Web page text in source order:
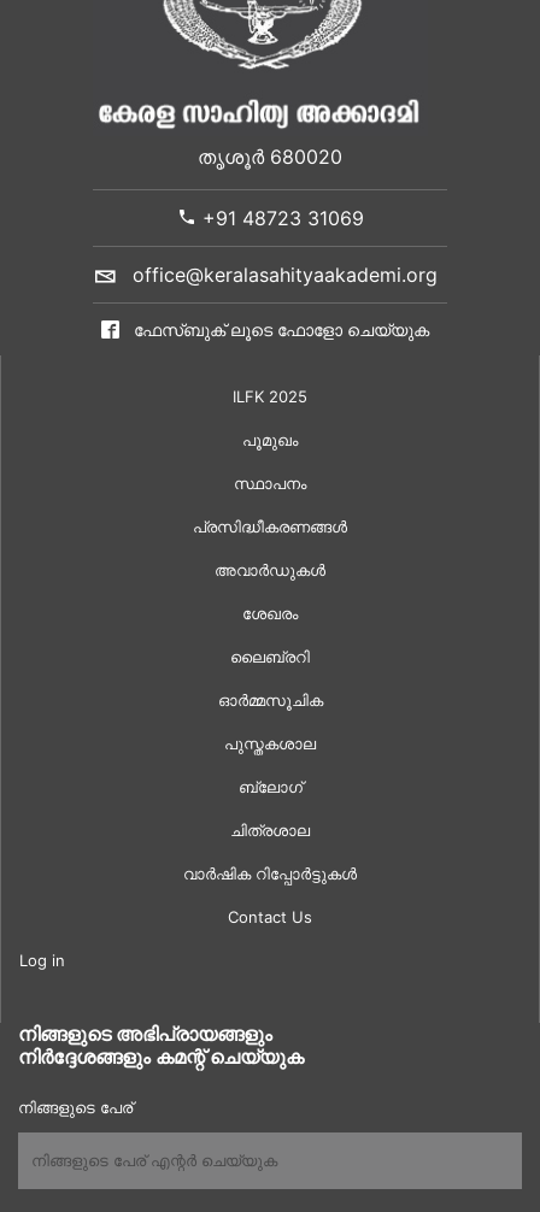
തൃശൂർ 680020
+91 48723 31069
office@keralasahityaakademi.org
ഫേസ്ബുക് ലൂടെ ഫോളോ ചെയ്യുക
ILFK 2025
പൂമുഖം
സ്ഥാപനം
പ്രസിദ്ധീകരണങ്ങൾ
അവാർഡുകൾ
ശേഖരം
ലൈബ്രറി
ഓർമ്മസൂചിക
പുസ്തകശാല
ബ്ലോഗ്
ചിത്രശാല
വാർഷിക റിപ്പോർട്ടുകൾ
Contact Us
Log in
നിങ്ങളുടെ അഭിപ്രായങ്ങളും
നിർദ്ദേശങ്ങളും കമന്റ് ചെയ്യുക
നിങ്ങളുടെ പേര്